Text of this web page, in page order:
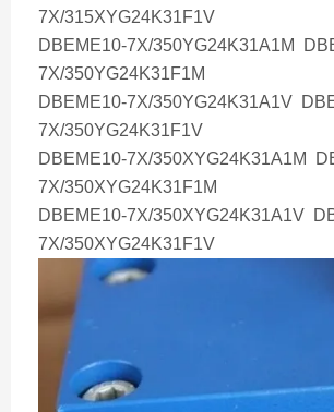
7X/315XYG24K31F1V
DBEME10-7X/350YG24K31A1M
7X/350YG24K31F1M
DBEME10-7X/350YG24K31A1V
7X/350YG24K31F1V
DBEME10-7X/350XYG24K31A1M
7X/350XYG24K31F1M
DBEME10-7X/350XYG24K31A1V
7X/350XYG24K31F1V